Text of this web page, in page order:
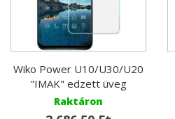
Wiko Power U10/U30/U20
"IMAK" edzett üveg
Raktáron